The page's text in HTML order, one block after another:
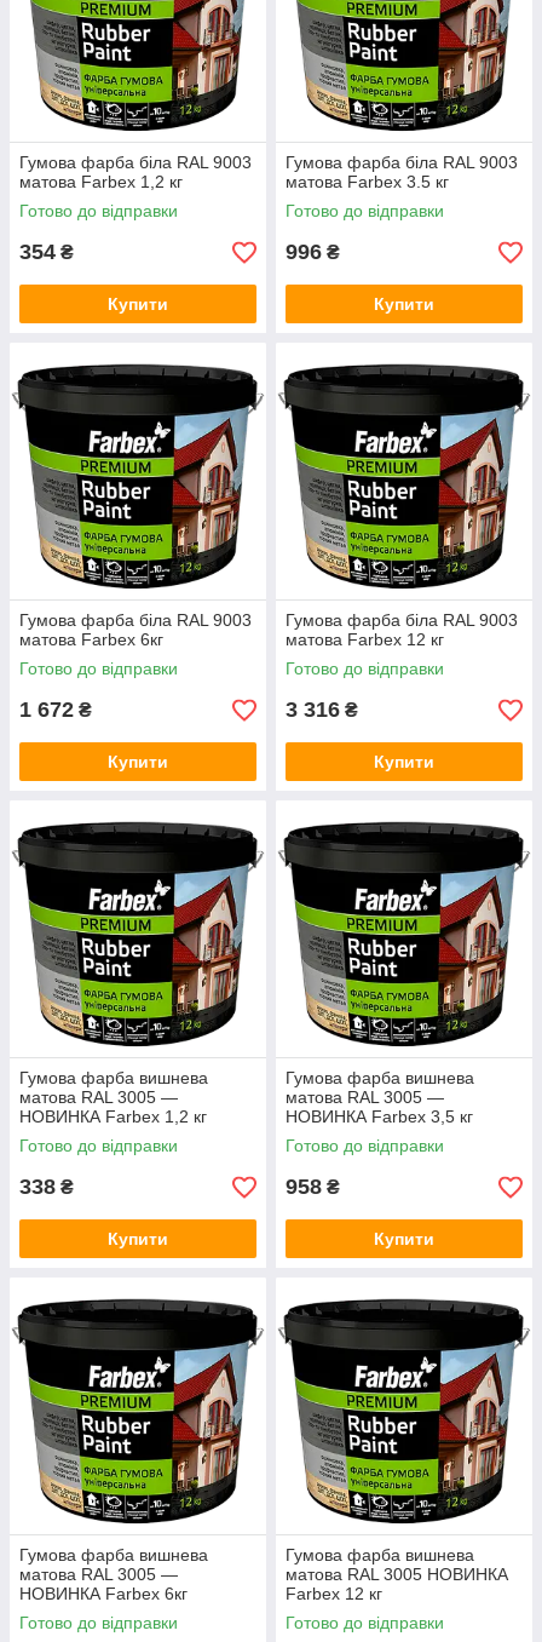
Гумова фарба біла RAL 9003
матова Farbex 1,2 кг
Готово до відправки
354 ₴
Купити
Гумова фарба біла RAL 9003
матова Farbex 3.5 кг
Готово до відправки
996 ₴
Купити
Гумова фарба біла RAL 9003
матова Farbex 6кг
Готово до відправки
1 672 ₴
Купити
Гумова фарба біла RAL 9003
матова Farbex 12 кг
Готово до відправки
3 316 ₴
Купити
Гумова фарба вишнева
матова RAL 3005 —
НОВИНКА Farbex 1,2 кг
Готово до відправки
338 ₴
Купити
Гумова фарба вишнева
матова RAL 3005 —
НОВИНКА Farbex 3,5 кг
Готово до відправки
958 ₴
Купити
Гумова фарба вишнева
матова RAL 3005 —
НОВИНКА Farbex 6кг
Готово до відправки
Гумова фарба вишнева
матова RAL 3005 НОВИНКА
Farbex 12 кг
Готово до відправки